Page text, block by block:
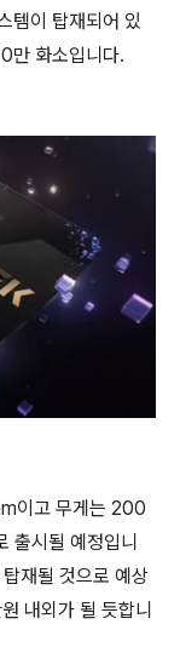
템이 탑재되어 있
만 화소입니다.
이고 무게는 200
출시될 예정입니
재될 것으로 예상
내외가 될 듯합니